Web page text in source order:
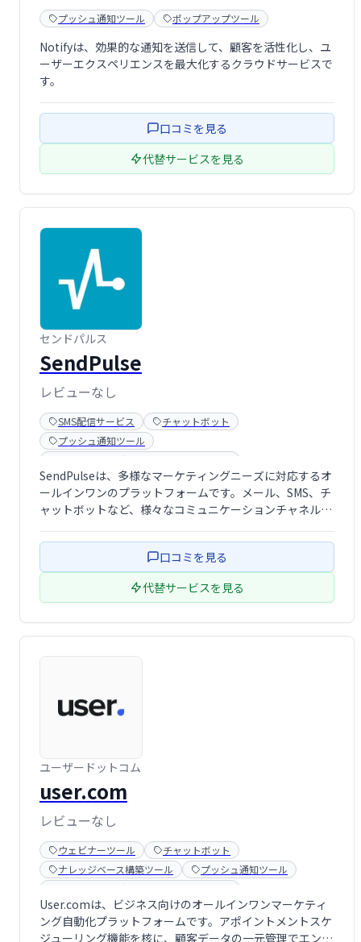
プッシュ通知ツール ポップアップツール
Notifyは、効果的な通知を送信して、顧客を活性化し、ユ
ーザーエクスペリエンスを最大化するクラウドサービスで
す。
口コミを見る
代替サービスを見る
センドパルス
SendPulse
レビューなし
SMS配信サービス
チャットボット
プッシュ通知ツール
マーケティングオートメーションツール
メールマーケティングツール
ライブチャットツール
SendPulseは、多様なマーケティングニーズに対応するオ
ールインワンのプラットフォームです。メール、SMS、チ
ャットボットなど、様々なコミュニケーションチャネルを
ます。ユーザーフレンドリーなインターフェースで、初心
者にも簡単に利用可能。顧客エン …
口コミを見る
代替サービスを見る
ユーザードットコム
user.com
レビューなし
ウェビナーツール
チャットボット
ナレッジベース構築ツール
プッシュ通知ツール
マーケティングオートメーションツール
メールマーケティングツール
ライブチャットツール
予約システム
顧客管理システム(CRM)
User.comは、ビジネス向けのオールインワンマーケティ
ング自動化プラットフォームです。アポイントメントスケ
ジューリング機能を核に、顧客データの一元管理でエンゲ